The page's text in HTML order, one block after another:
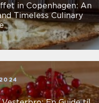
in Copenhagen: An
Timeless Culinary